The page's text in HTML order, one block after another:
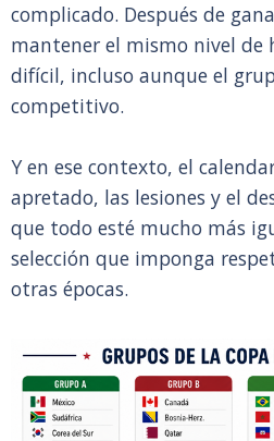
complicado. Después de
mantener el mismo nivel de
difícil, incluso aunque el
competitivo.
Y en ese contexto, el
apretado, las lesiones y el
que todo esté mucho más
selección que imponga
otras épocas.